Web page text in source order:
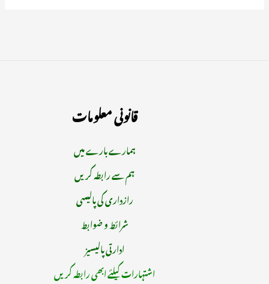
قانونی معلومات
ہمارے بارے میں
ہم سے رابطہ کریں
رازداری کی پالیسی
شرائط و ضوابط
ادارتی پالیسیز
اشتہارات کیلئے ابھی رابطہ کریں